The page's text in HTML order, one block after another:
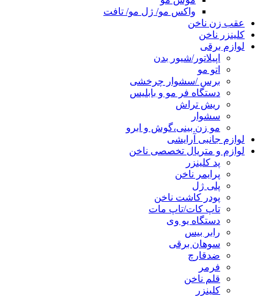
واکس مو/ ژل مو/ تافت
عقب زن ناخن
کلینزر ناخن
لوازم برقی
اپیلاتور/شیور بدن
اتو مو
برس /سشوار چرخشی
دستگاه فر مو و بابلیس
ریش تراش
سشوار
مو زن بینی،گوش و ابرو
لوازم جانبی آرایشی
لوازم و متریال تخصصی ناخن
پد کلینزر
پرایمر ناخن
پلی ژل
پودر کاشت ناخن
تاپ کات/تاپ مات
دستگاه یو وی
رابر بیس
سوهان برقی
ضدقارچ
فرمر
قلم ناخن
کلینزر